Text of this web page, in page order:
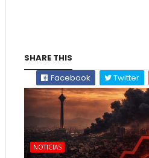
SHARE THIS
Facebook
Twitter
NOTICIAS